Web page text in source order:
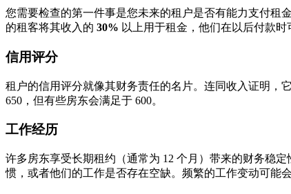
您需要检查的第一件事是您未来的租户是否有能力支付租
的租客将其收入的 30% 以上用于租金，他们在以后付款时
信用评分
租户的信用评分就像其财务责任的名片。连同收入证明，
650，但有些房东会满足于 600。
工作经历
许多房东享受长期租约（通常为 12 个月）带来的财务稳
惯，或者他们的工作是否存在空缺。频繁的工作变动可能